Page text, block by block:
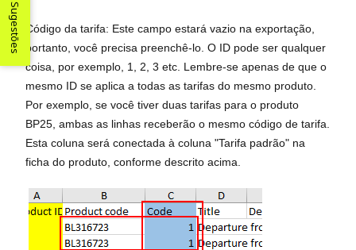
Código da tarifa: Este campo estará vazio na exportação,
portanto, você precisa preenchê-lo. O ID pode ser qualquer
coisa, por exemplo, 1, 2, 3 etc. Lembre-se apenas de que o
mesmo ID se aplica a todas as tarifas do mesmo produto.
Por exemplo, se você tiver duas tarifas para o produto
BP25, ambas as linhas receberão o mesmo código de tarifa.
Esta coluna será conectada à coluna "Tarifa padrão" na
ficha do produto, conforme descrito acima.
Sugestões